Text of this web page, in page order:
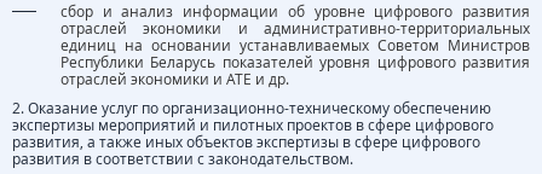
сбор и анализ информации об уровне цифрового развития
отраслей экономики и административно-территориальных
единиц на основании устанавливаемых Советом Министров
Республики Беларусь показателей уровня цифрового развития
отраслей экономики и АТЕ и др.
2. Оказание услуг по организационно-техническому обеспечению
экспертизы мероприятий и пилотных проектов в сфере цифрового
развития, а также иных объектов экспертизы в сфере цифрового
развития в соответствии с законодательством.